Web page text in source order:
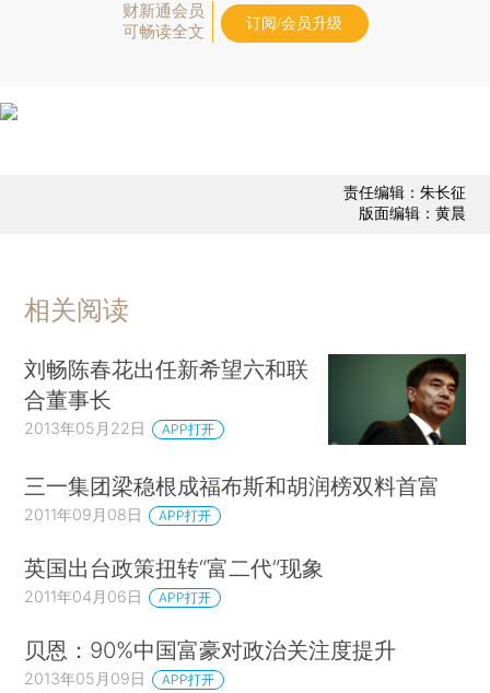
财新通会员
可畅读全文
订阅/会员升级
责任编辑：朱长征
版面编辑：黄晨
相关阅读
刘畅陈春花出任新希望六和联
合董事长
2013年05月22日 APP打开
三一集团梁稳根成福布斯和胡润榜双料首富
2011年09月08日 APP打开
英国出台政策扭转“富二代”现象
2011年04月06日 APP打开
贝恩：90%中国富豪对政治关注度提升
2013年05月09日 APP打开